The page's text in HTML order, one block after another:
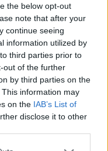
the below opt-out
note that after your
continue seeing
information utilized by
third parties prior to
out of the further
by third parties on the
This information may
on the IAB’s List of
disclose it to other